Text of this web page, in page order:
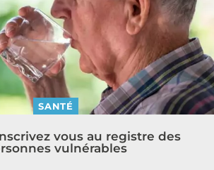
SANTÉ
vous au registre des
vulnérables